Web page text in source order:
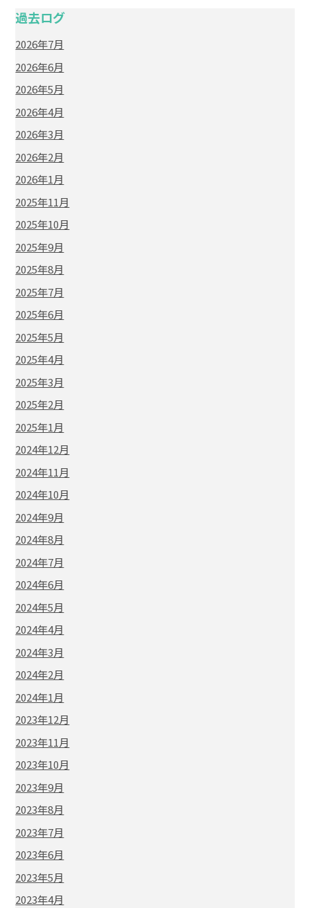
過去ログ
2026年7月
2026年6月
2026年5月
2026年4月
2026年3月
2026年2月
2026年1月
2025年11月
2025年10月
2025年9月
2025年8月
2025年7月
2025年6月
2025年5月
2025年4月
2025年3月
2025年2月
2025年1月
2024年12月
2024年11月
2024年10月
2024年9月
2024年8月
2024年7月
2024年6月
2024年5月
2024年4月
2024年3月
2024年2月
2024年1月
2023年12月
2023年11月
2023年10月
2023年9月
2023年8月
2023年7月
2023年6月
2023年5月
2023年4月